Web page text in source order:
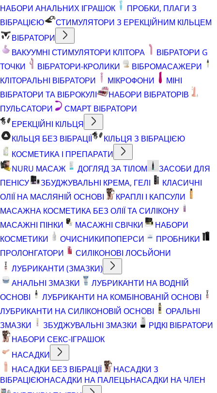
НАБОРИ АНАЛЬНИХ ІГРАШОК
ПРОБКИ, ПЛАГИ З
ВІБРАЦІЄЮ
СТИМУЛЯТОРИ З ЕРЕКЦІЙНИМ КІЛЬЦЕМ
ВІБРАТОРИ
ВАКУУМНІ СТИМУЛЯТОРИ КЛІТОРА
ВІБРАТОРИ G
ТОЧКИ
ВІБРАТОРИ-КРОЛИКИ
ВІБРОМАСАЖЕРИ
КЛІТОРАЛЬНІ ВІБРАТОРИ
МІКРОФОНИ
МІНІ
ВІБРАТОРИ ТА ВІБРОКУЛІ
НАБОРИ ВІБРАТОРІВ
ПУЛЬСАТОРИ
СМАРТ ВІБРАТОРИ
ЕРЕКЦІЙНІ КІЛЬЦЯ
КІЛЬЦЯ БЕЗ ВІБРАЦІЇ
КІЛЬЦЯ З ВІБРАЦІЄЮ
КОСМЕТИКА І ПРЕПАРАТИ
NURU МАСАЖ
ДОГЛЯД ЗА ТІЛОМ
ЗАСОБИ ДЛЯ
ПЕНІСУ
ЗБУДЖУВАЛЬНІ КРЕМА, ГЕЛІ
КЛАСИЧНІ
ОЛІЇ НА МАСЛЯНІЙ ОСНОВІ
КРАПЛІ І КАПСУЛИ
МАСАЖНА КОСМЕТИКА БЕЗ ОЛІЇ ТА СИЛІКОНУ
МАСАЖНІ ПІНКИ
МАСАЖНІ СВІЧКИ
НАБОРИ
КОСМЕТИКИ
ОЧИСНИКИПОПЕРСИ
ПРОБНИКИ
ПРОЛОНГАТОРИ
СИЛІКОНОВІ ЛОСЬЙОНИ
ЛУБРИКАНТИ (ЗМАЗКИ)
АНАЛЬНІ ЗМАЗКИ
ЛУБРИКАНТИ НА ВОДНІЙ
ОСНОВІ
ЛУБРИКАНТИ НА КОМБІНОВАНІЙ ОСНОВІ
ЛУБРИКАНТИ НА СИЛІКОНОВІЙ ОСНОВІ
ОРАЛЬНІ
ЗМАЗКИ
ЗБУДЖУВАЛЬНІ ЗМАЗКИ
РІДКІ ВІБРАТОРИ
НАБОРИ СЕКС-ІГРАШОК
НАСАДКИ
НАСАДКИ БЕЗ ВІБРАЦІЇ
НАСАДКИ З
ВІБРАЦІЄЮНАСАДКИ НА ПАЛЕЦЬНАСАДКИ НА ЧЛЕН